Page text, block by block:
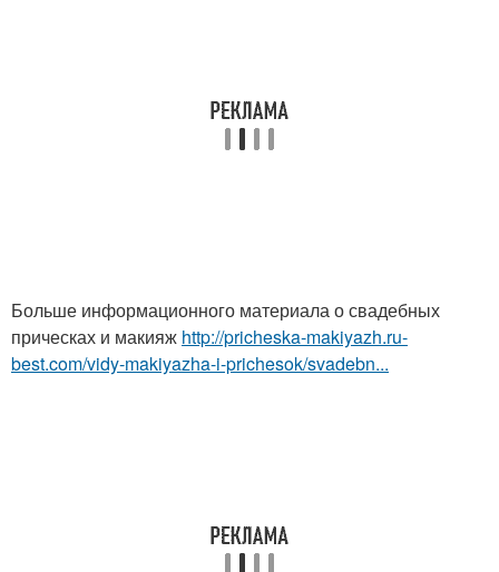
Больше информационного материала о свадебных
прическах и макияж http://pricheska-makiyazh.ru-
best.com/vidy-makiyazha-i-prichesok/svadebn...